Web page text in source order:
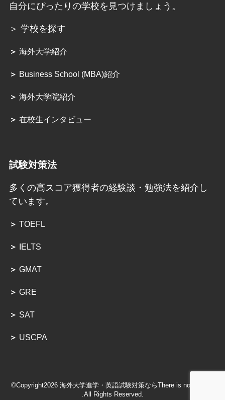
自分にぴったりの学校を見つけましょう。
＞ 学校を探す
＞ 海外大学紹介
＞ Business School (MBA)紹介
＞ 海外大学院紹介
＞ 在校生インタビュー
試験対策法
多くの高スコア獲得者の経験談・勉強法を紹介し
ています。
＞ TOEFL
＞ IELTS
＞ GMAT
＞ GRE
＞ SAT
＞ USCPA
©Copyright2026 海外大学進学・英語試験対策ならThere is no Magic!!
.All Rights Reserved.